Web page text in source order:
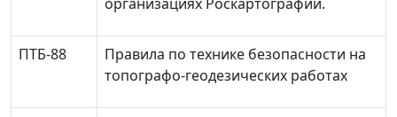
ПТБ-88
Правила по технике безопасности на
топографо-геодезических работах